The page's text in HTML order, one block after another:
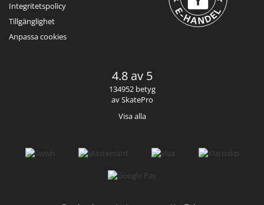
Integritetspolicy
Tillgänglighet
Anpassa cookies
4.8 av 5
134952 betyg
av SkatePro
Visa alla